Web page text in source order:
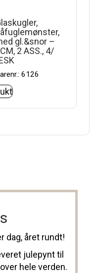
gl.&snor –
2 ASS., 4/
6126
dag, året rundt!
julepynt til
hele verden.